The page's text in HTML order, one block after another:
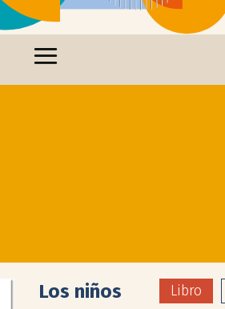
Los niños
Libro